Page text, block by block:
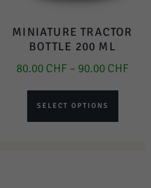
MINIATURE TRACTOR
BOTTLE 200 ML
80.00 CHF – 90.00 CHF
SELECT OPTIONS